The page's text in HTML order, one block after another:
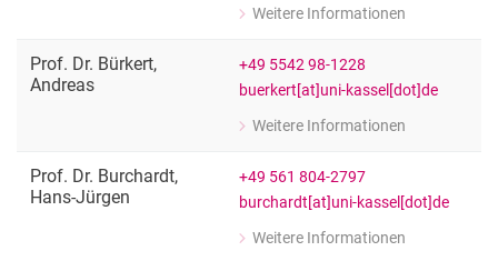
Weitere Informationen
zu Prof. Dr. Timo Braun
Prof. Dr. Bürkert,
Andreas
+49 5542 98-1228
buerkert[at]uni-kassel[dot]de
Weitere Informationen
zu Prof. Dr. Andreas Bürkert
Prof. Dr. Burchardt,
Hans-Jürgen
+49 561 804-2797
burchardt[at]uni-kassel[dot]de
Weitere Informationen
zu Prof. Dr. Hans-Jürgen Burchardt